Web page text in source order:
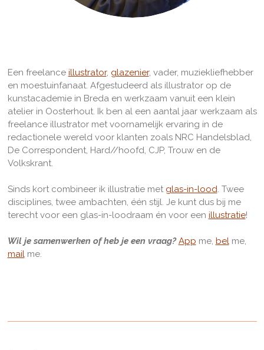
Een freelance illustrator, glazenier, vader, muziekliefhebber
en moestuinfanaat. Afgestudeerd als illustrator op de
kunstacademie in Breda en werkzaam vanuit een klein
atelier in Oosterhout. Ik ben al een aantal jaar werkzaam als
freelance illustrator met voornamelijk ervaring in de
redactionele wereld voor klanten zoals NRC Handelsblad,
De Correspondent, Hard//hoofd, CJP, Trouw en de
Volkskrant.
Sinds kort combineer ik illustratie met glas-in-lood. Twee
disciplines, twee ambachten, één stijl. Je kunt dus bij me
terecht voor een glas-in-loodraam én voor een illustratie!
Wil je samenwerken of heb je een vraag?App me, belme,
mailme.